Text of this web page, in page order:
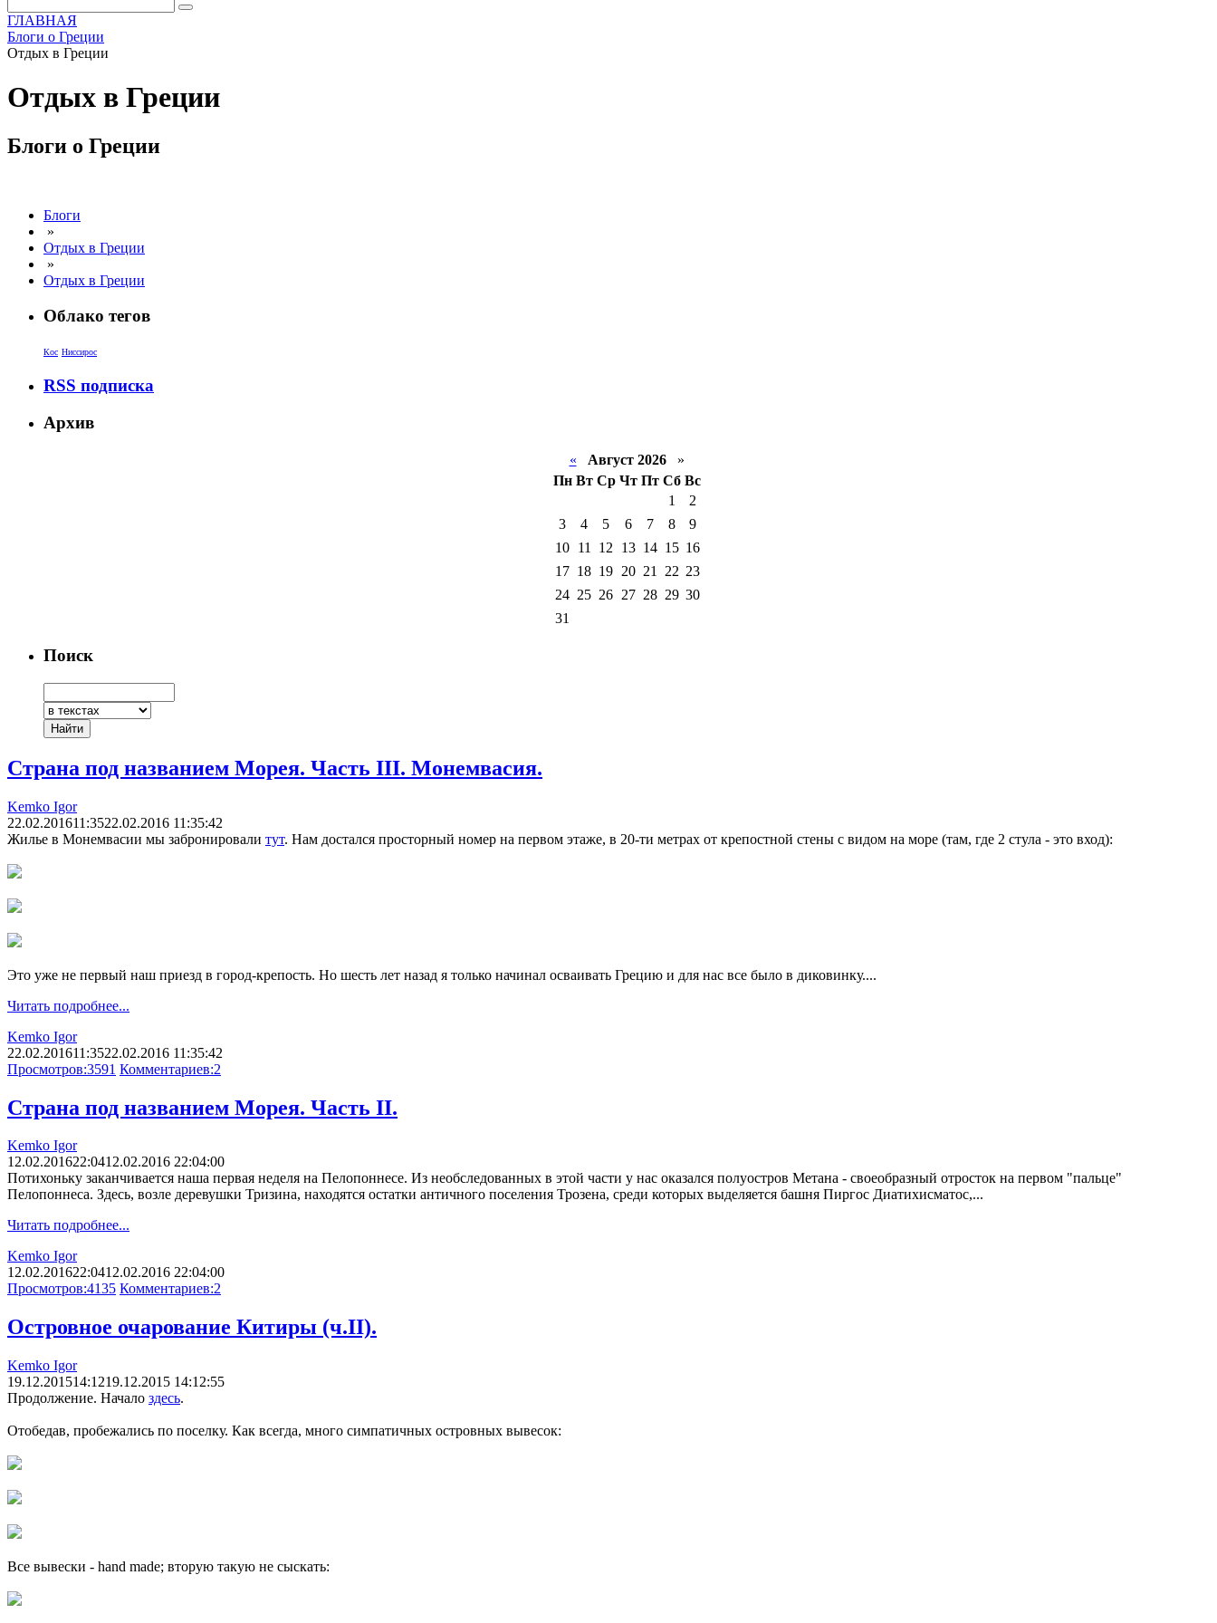
ГЛАВНАЯ
Блоги о Греции
Отдых в Греции
Отдых в Греции
Блоги о Греции
Блоги
»
Отдых в Греции
»
Отдых в Греции
Облако тегов
Кос Ниссирос
RSS подписка
Архив
« Август 2026
»
Пн Вт Ср Чт Пт Сб Вс
1
2
3
4 5 6 7 8
9
10 11 12 13 14 15 16
17 18 19 20 21 22 23
24 25 26 27 28 29 30
31
Поиск
Страна под названием Морея. Часть III. Монемвасия.
Kemko Igor
22.02.201611:3522.02.2016 11:35:42
Жилье в Монемвасии мы забронировали тут. Нам достался просторный номер на первом этаже, в 20-ти метрах от крепостной стены с видом на море (там, где 2 стула - это вход):
Это уже не первый наш приезд в город-крепость. Но шесть лет назад я только начинал осваивать Грецию и для нас все было в диковинку....
Читать подробнее...
Kemko Igor
22.02.201611:3522.02.2016 11:35:42
Просмотров:3591 Комментариев:2
Страна под названием Морея. Часть II.
Kemko Igor
12.02.201622:0412.02.2016 22:04:00
Потихоньку заканчивается наша первая неделя на Пелопоннесе. Из необследованных в этой части у нас оказался полуостров Метана - своеобразный отросток на первом "пальце"
Пелопоннеса. Здесь, возле деревушки Тризина, находятся остатки античного поселения Трозена, среди которых выделяется башня Пиргос Диатихисматос,...
Читать подробнее...
Kemko Igor
12.02.201622:0412.02.2016 22:04:00
Просмотров:4135 Комментариев:2
Островное очарование Китиры (ч.II).
Kemko Igor
19.12.201514:1219.12.2015 14:12:55
Продолжение. Начало здесь.
Отобедав, пробежались по поселку. Как всегда, много симпатичных островных вывесок:
Все вывески - hand made; вторую такую не сыскать: